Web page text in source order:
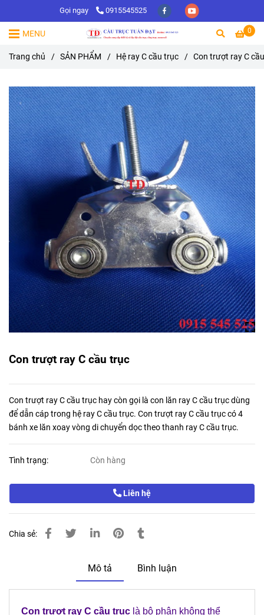
Gọi ngay 0915545525
0
MENU
Trang chủ / SẢN PHẨM / Hệ ray C cầu trục / Con trượt ray C
Con trượt ray C cầu trục
Con trượt ray C cầu trục hay còn gọi là con lăn ray C cầu trục dùng
để dẫn cáp trong hệ ray C cầu trục. Con trượt ray C cầu trục có 4
bánh xe lăn xoay vòng di chuyển dọc theo thanh ray C cầu trục.
Tình trạng: Còn hàng
Liên hệ
Chia sẻ:
Mô tả Bình luận
Con trượt ray C cầu trục là bộ phận không thể